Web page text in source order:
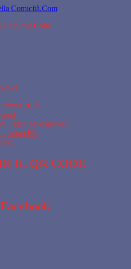
Comicità.Com
2019
l’idea del concorso
gruppo FB
noi
IL QR CODE